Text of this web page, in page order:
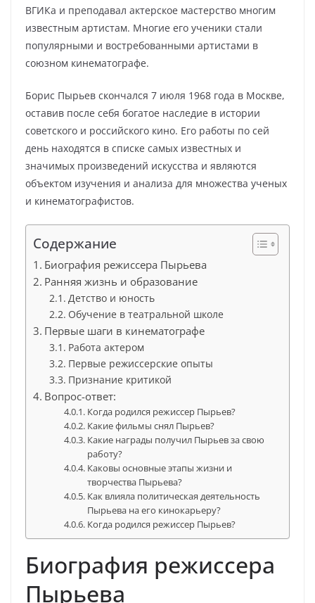
ВГИКа и преподавал актерское мастерство многим
известным артистам. Многие его ученики стали
популярными и востребованными артистами в
союзном кинематографе.
Борис Пырьев скончался 7 июля 1968 года в Москве,
оставив после себя богатое наследие в истории
советского и российского кино. Его работы по сей
день находятся в списке самых известных и
значимых произведений искусства и являются
объектом изучения и анализа для множества ученых
и кинематографистов.
Содержание
Биография режиссера Пырьева
Ранняя жизнь и образование
Детство и юность
Обучение в театральной школе
Первые шаги в кинематографе
Работа актером
Первые режиссерские опыты
Признание критикой
Вопрос-ответ:
Когда родился режиссер Пырьев?
Какие фильмы снял Пырьев?
Какие награды получил Пырьев за свою
работу?
Каковы основные этапы жизни и
творчества Пырьева?
Как влияла политическая деятельность
Пырьева на его кинокарьеру?
Когда родился режиссер Пырьев?
Биография режиссера
Пырьева